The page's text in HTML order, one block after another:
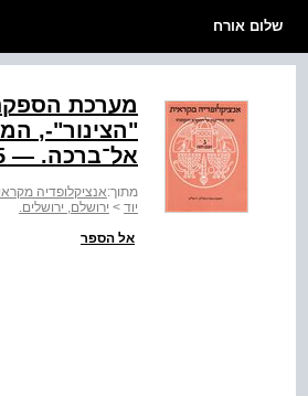
שלום אורח
אל־ברכה. ‭.5 —‬ ברכת אל־חמרא; בריכת השילוח. — ‭.6‬ עיר דויד
מתוך:אנציקלופדיה
יוד > ירושלם, ירושלים.
אל הספר